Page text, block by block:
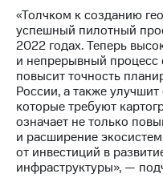
деловая этика
На главную
«Толчком к созданию
успешный пилотный
2022 годах. Теперь
и непрерывный
повысит точность
России, а также
которые требуют
означает не только
и расширение
от инвестиций в
инфраструктуры», —